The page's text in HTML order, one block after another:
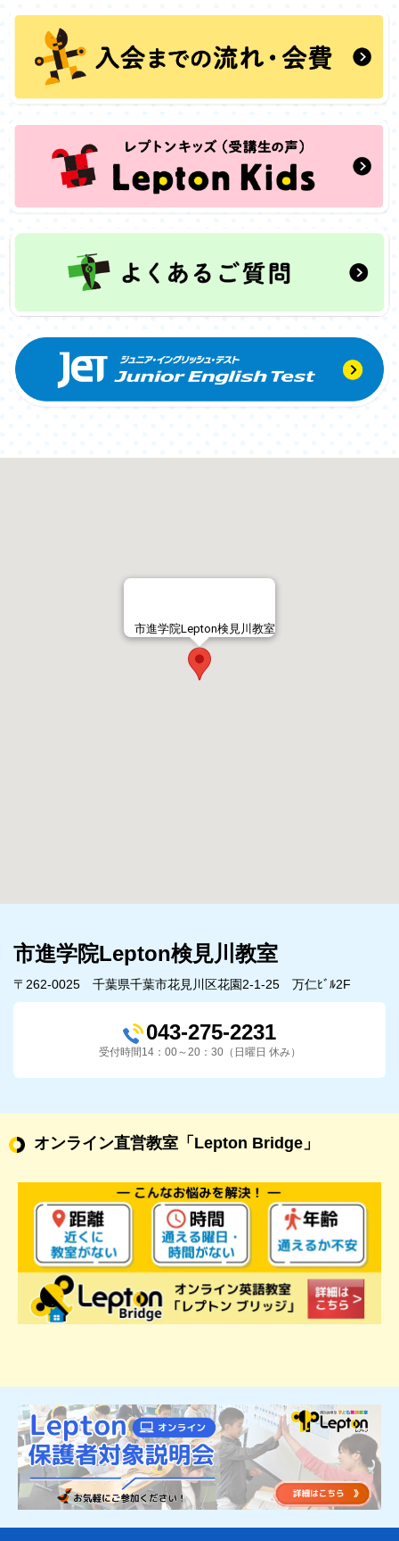
市進学院Lepton検見川教室
市進学院Lepton検見川教室
〒262-0025 千葉県千葉市花見川区花園2-1-25 万仁ﾋﾞﾙ2F
043-275-2231
受付時間14：00～20：30（日曜日 休み）
オンライン直営教室 「Lepton Bridge」